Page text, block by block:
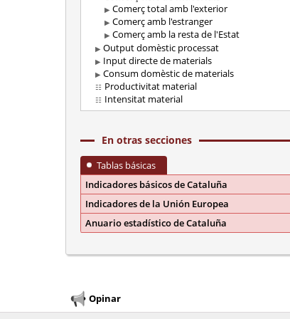
Comerç total amb l'exterior
Comerç amb l'estranger
Comerç amb la resta de l'Estat
Output domèstic processat
Input directe de materials
Consum domèstic de materials
Productivitat material
Intensitat material
En otras secciones
Tablas básicas
Indicadores básicos de Cataluña
Indicadores de la Unión Europea
Anuario estadístico de Cataluña
Opinar